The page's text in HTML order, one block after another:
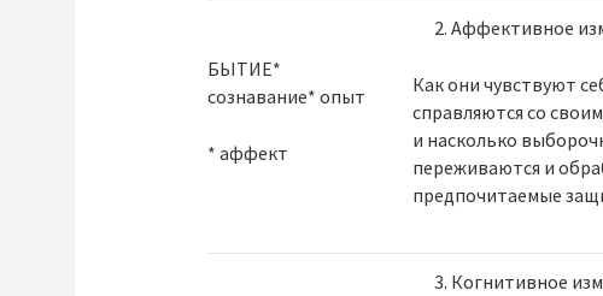
БЫТИЕ*
сознавание* опыт
* аффект
Аффективное
Как они чувствуют
справляются со
и насколько
переживаются и
предпочитаемые
Когнитивное